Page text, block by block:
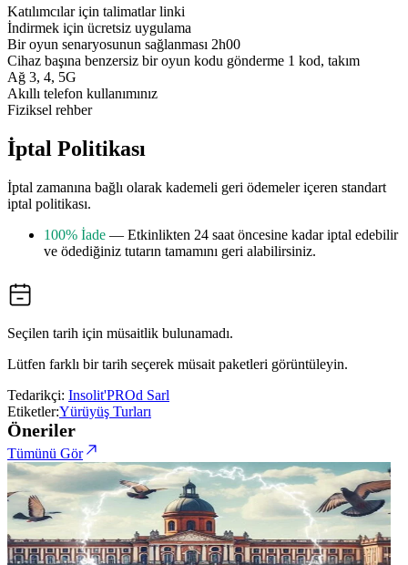
Katılımcılar için talimatlar linki
İndirmek için ücretsiz uygulama
Bir oyun senaryosunun sağlanması 2h00
Cihaz başına benzersiz bir oyun kodu gönderme 1 kod, takım
Ağ 3, 4, 5G
Akıllı telefon kullanımınız
Fiziksel rehber
İptal Politikası
İptal zamanına bağlı olarak kademeli geri ödemeler içeren standart
iptal politikası.
100% İade — Etkinlikten 24 saat öncesine kadar iptal edebilir
ve ödediğiniz tutarın tamamını geri alabilirsiniz.
Seçilen tarih için müsaitlik bulunamadı.
Lütfen farklı bir tarih seçerek müsait paketleri görüntüleyin.
Tedarikçi: Insolit'PROd Sarl
Etiketler:Yürüyüş Turları
Öneriler
Tümünü Gör